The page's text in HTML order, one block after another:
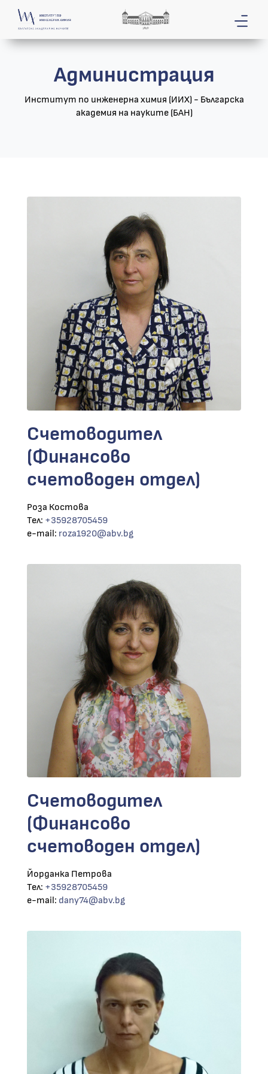
Администрация
Институт по инженерна химия (ИИХ) - Българска
академия на науките (БАН)
Счетоводител
(Финансово
счетоводен отдел)
Роза Костова
Тел: +35928705459
e-mail: roza1920@abv.bg
Счетоводител
(Финансово
счетоводен отдел)
Йорданка Петрова
Тел: +35928705459
e-mail: dany74@abv.bg